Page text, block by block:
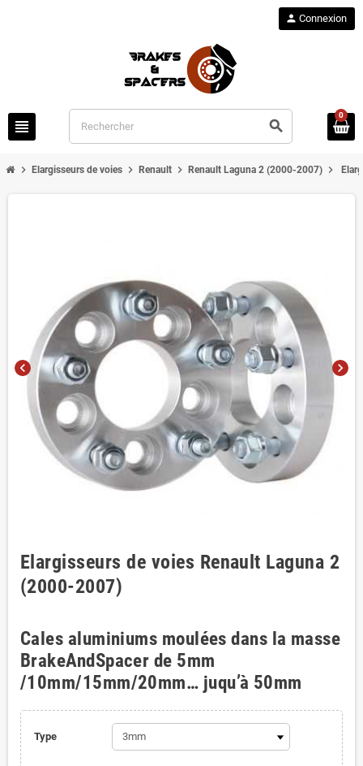
view_headline search
person Connexion
0
chevron_right Elargisseurs de voies chevron_right Renault chevron_right Renault Laguna 2 (2000-2007) chevron_right
chevron_left chevron_right
Elargisseurs de voies Renault Laguna 2
(2000-2007)
Cales aluminiums moulées dans la masse
BrakeAndSpacer de 5mm
/10mm/15mm/20mm… juqu’à 50mm
Type